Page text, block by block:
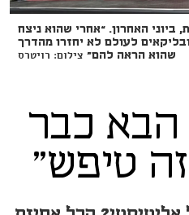
האחרון. “אחרי שהוא ניצח
לעולם לא יחזרו מהדרך
שהוא הראה להם" צילום: רויטרס
כבר
טיפש"